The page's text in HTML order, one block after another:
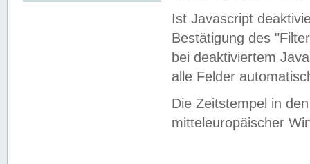
Ist Javascript
Bestätigung des
bei deaktiviertem
alle Felder
Die Zeitstempel in
mitteleuropäischer